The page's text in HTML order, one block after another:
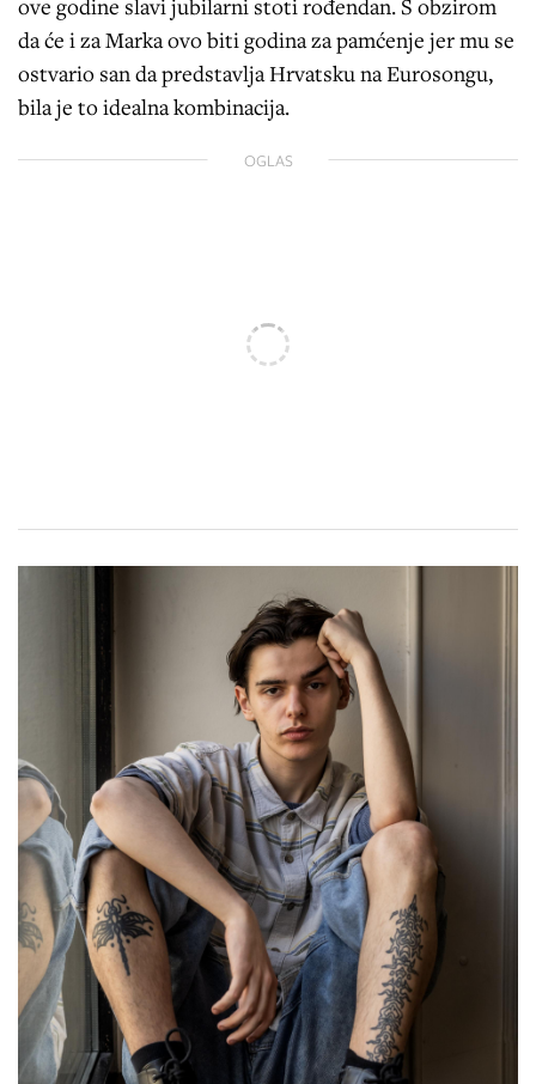
ove godine slavi jubilarni stoti rođendan. S obzirom
da će i za Marka ovo biti godina za pamćenje jer mu se
ostvario san da predstavlja Hrvatsku na Eurosongu,
bila je to idealna kombinacija.
OGLAS